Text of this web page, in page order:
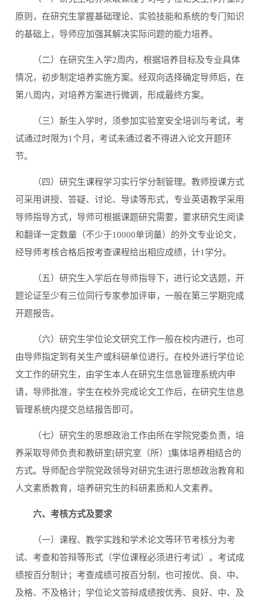
原则，在研究生掌握基础理论、实验技能和系统的专门知识
的基础上，导师应加强其解决实际问题的能力培养。
（二）在研究生入学2周内，根据培养目标及专业具体
情况，初步制定培养实施方案。经双向选择确定导师后，在
第八周内，对培养方案进行微调，形成最终方案。
（三）新生入学时，须参加实验室安全培训与考试，考
试通过时限为1个月，考试未通过者不得进入论文开题环
节。
（四）研究生课程学习实行学分制管理。教师授课方式
可采用讲授、答疑、讨论、导读等形式，专业英语教学采用
导师指导方式，导师可根据课题研究需要，要求研究生阅读
和翻译一定数量（不少于10000单词量）的外文专业论文，
经导师考核合格后按考查课程给出相应成绩，计1学分。
（五）研究生入学后在导师指导下，进行论文选题，开
题论证至少有三位同行专家参加评审，一般在第三学期完成
开题报告。
（六）研究生学位论文研究工作一般在校内进行，也可
由导师指定到有关生产或科研单位进行。在校外进行学位论
文工作的研究生，由学生本人在研究生信息管理系统内申
请，导师批准，学生在校外完成论文工作后，在研究生信息
管理系统内提交总结报告即可。
（七）研究生的思想政治工作由所在学院党委负责，培
养采取导师负责和教研室[研究室（所）]集体培养相结合的
方式。导师配合学院党政领导对研究生进行思想政治教育和
人文素质教育，培养研究生的科研素质和人文素养。
六、考核方式及要求
（一）课程、教学实践和学术论文等环节考核分为考
试、考查和答辩等形式（学位课程必须进行考试）。考试成
绩按百分制计；考查成绩可按百分制，也可按优、良、中、
及格、不及格计；学位论文答辩成绩按优秀、良好、中、及